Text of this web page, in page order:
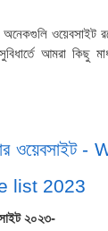
অনেকগুলি ওয়েবসাইট
আমরা কিছু
list 2023
২০২৩-